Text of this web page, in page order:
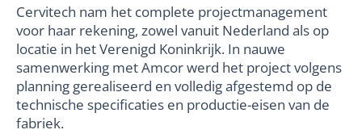
Cervitech nam het complete projectmanagement
voor haar rekening, zowel vanuit Nederland als op
locatie in het Verenigd Koninkrijk. In nauwe
samenwerking met Amcor werd het project volgens
planning gerealiseerd en volledig afgestemd op de
technische specificaties en productie-eisen van de
fabriek.